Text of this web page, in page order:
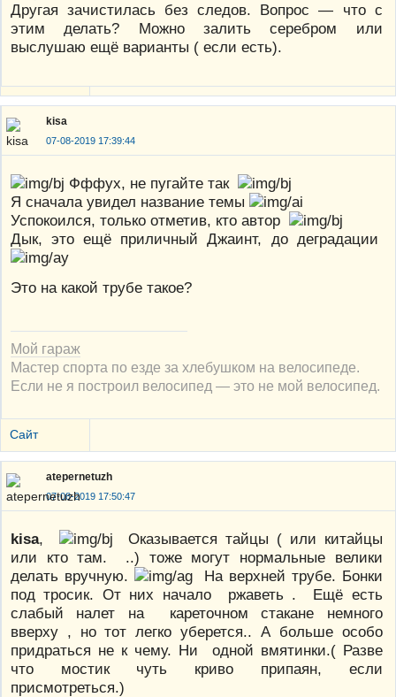
Другая зачистилась без следов. Вопрос — что с
этим делать? Можно залить серебром или
выслушаю ещё варианты ( если есть).
kisa
07-08-2019 17:39:44
Фффух, не пугайте так
Я сначала увидел название темы
Успокоился, только отметив, кто автор
Дык, это ещё приличный Джаинт, до деградации
Это на какой трубе такое?
Мой гараж
Мастер спорта по езде за хлебушком на велосипеде.
Если не я построил велосипед — это не мой велосипед.
Сайт
atepernetuzh
07-08-2019 17:50:47
kisa,
Оказывается тайцы ( или китайцы
или кто там. ..) тоже могут нормальные велики
делать вручную.
На верхней трубе. Бонки
под тросик. От них начало ржаветь . Ещё есть
слабый налет на кареточном стакане немного
вверху , но тот легко уберется.. А больше особо
придраться не к чему. Ни одной вмятинки.( Разве
что мостик чуть криво припаян, если
присмотреться.)